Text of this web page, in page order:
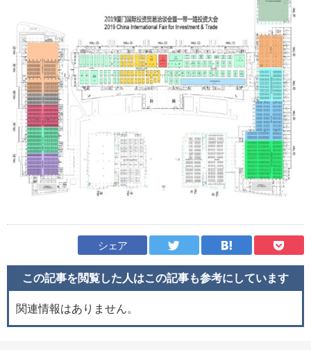
シェア
この記事を閲覧した人はこの記事も参考にしています
関連情報はありません。